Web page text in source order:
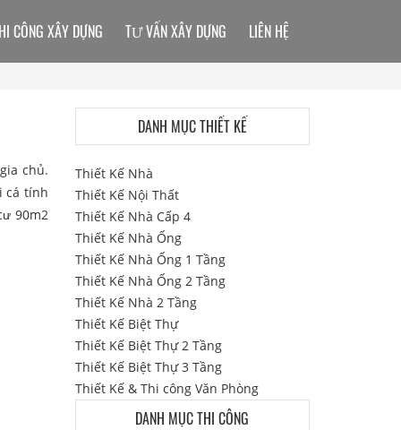
chủ.
cá tính
90m2
CÔNG XÂY DỰNG TƯ VẤN XÂY DỰNG LIÊN HỆ
DANH MỤC THIẾT KẾ
Thiết Kế Nhà
Thiết Kế Nội Thất
Thiết Kế Nhà Cấp 4
Thiết Kế Nhà Ống
Thiết Kế Nhà Ống 1 Tầng
Thiết Kế Nhà Ống 2 Tầng
Thiết Kế Nhà 2 Tầng
Thiết Kế Biệt Thự
Thiết Kế Biệt Thự 2 Tầng
Thiết Kế Biệt Thự 3 Tầng
Thiết Kế & Thi công Văn Phòng
DANH MỤC THI CÔNG